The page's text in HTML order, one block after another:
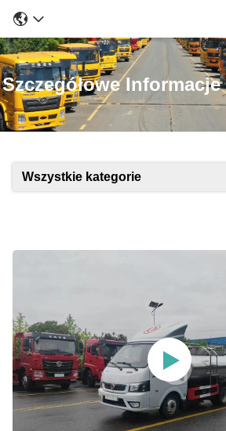
Szczegółowe
Wszystkie kategorie